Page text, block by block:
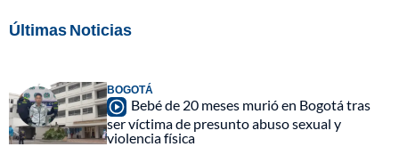
Últimas Noticias
BOGOTÁ
Bebé de 20 meses murió en Bogotá tras
ser víctima de presunto abuso sexual y
violencia física